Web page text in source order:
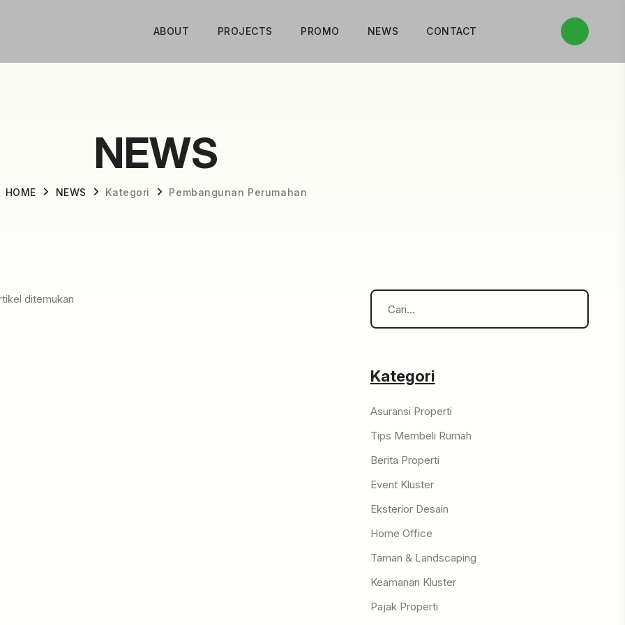
ABOUT PROJECTS PROMO NEWS CONTACT
NEWS
HOME NEWS Kategori Pembangunan Perumahan
ditemukan
Kategori
Asuransi Properti
Tips Membeli Rumah
Berita Properti
Event Kluster
Eksterior Desain
Home Office
Taman & Landscaping
Keamanan Kluster
Pajak Properti